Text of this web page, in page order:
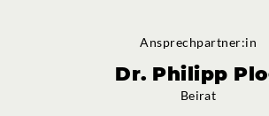
Ansprechpartner:in
Dr. Philipp
Beirat